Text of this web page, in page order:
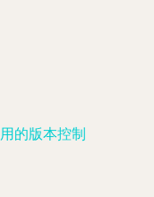
的版本控制